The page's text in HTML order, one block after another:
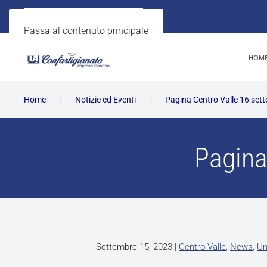
Passa al contenuto principale
Home Notizie ed Eventi Pagina Centro Valle 16
Settembre 15, 2023 | Centro Valle, News,